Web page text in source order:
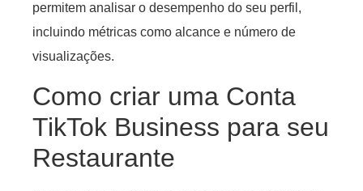
permitem analisar o desempenho do seu perfil,
incluindo métricas como alcance e número de
visualizações.
Como criar uma Conta
TikTok Business para seu
Restaurante